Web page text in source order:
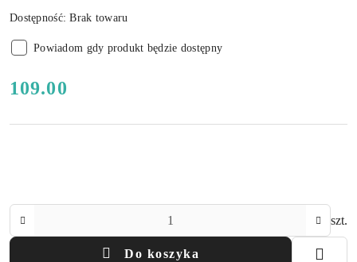
Dostępność:Brak towaru
Powiadom gdy produkt będzie dostępny
cena:
109.00
szt.
Do koszyka